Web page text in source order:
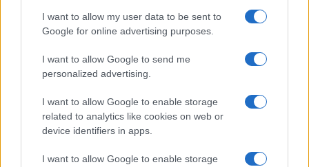
I want to allow my user data to be sent to
Google for online advertising purposes.
I want to allow Google to send me
personalized advertising.
I want to allow Google to enable storage
related to analytics like cookies on web or
device identifiers in apps.
I want to allow Google to enable storage
2/2 στο Ευρωμπάσκετ (live
stream)
Ελληνική Αναπτυξιακή Τράπεζα: Με «προίκα» 2 δισ. ευρώ
ανοίγει δρόμο για δάνεια έως 5 δισ. σε μικρομεσαίες